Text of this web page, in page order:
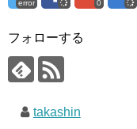
error 0
フォローする
takashin